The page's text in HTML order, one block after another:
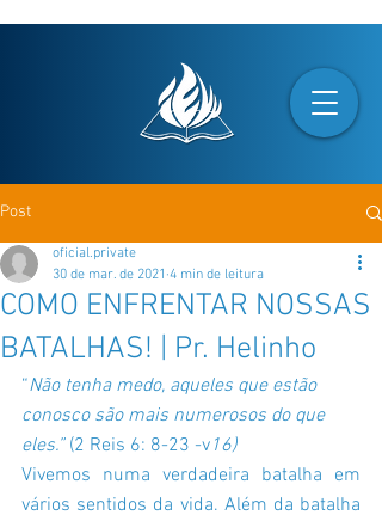
Post
COMO ENFRENTAR NOSSAS
BATALHAS! | Pr. Helinho
oficial.private
30 de mar. de 2021 4 min de leitura
“Não tenha medo, aqueles que estão
conosco são mais numerosos do que
eles.” (2 Reis 6: 8-23 -v 16)
Vivemos numa verdadeira batalha em
vários sentidos da vida. Além da batalha